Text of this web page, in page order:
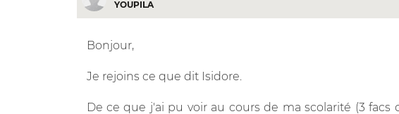
YOUPILA
Bonjour,
Je rejoins ce que dit Isidore.
De ce que j'ai pu voir au cours de ma scolarité (3